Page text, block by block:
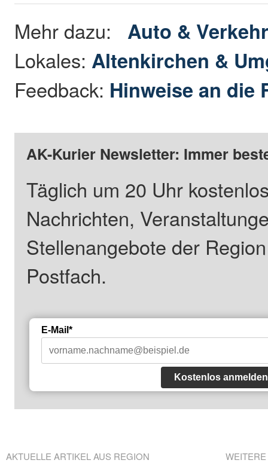
Mehr dazu: Auto &
Lokales: Altenkirchen &
Feedback: Hinweise an die
AK-Kurier Newsletter: Immer
Täglich um 20 Uhr
Nachrichten,
Stellenangebote der
Postfach.
E-Mail*
Kostenlos anmelden
AKTUELLE ARTIKEL AUS REGION